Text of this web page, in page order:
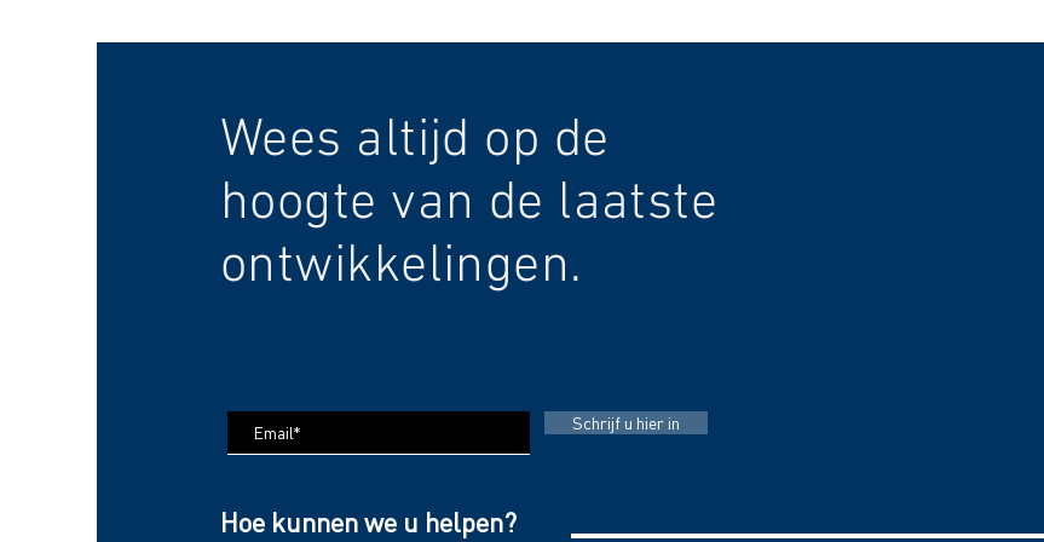
Wees altijd op de
hoogte van de laatste
ontwikkelingen.
Schrijf u hier in
Hoe kunnen we u helpen?